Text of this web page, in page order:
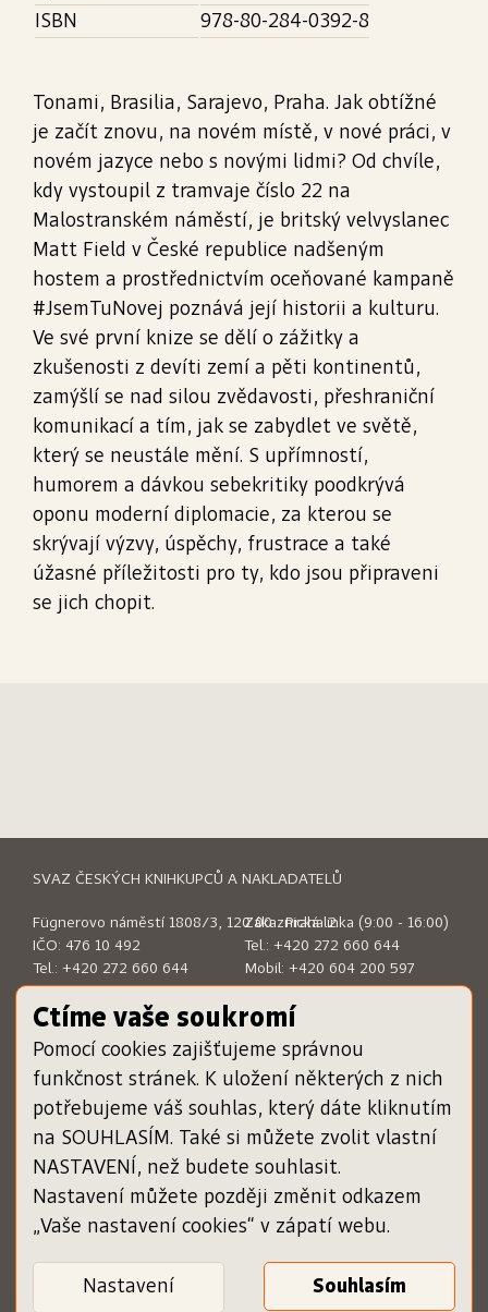
ISBN
978-80-284-0392-8
Tonami, Brasilia, Sarajevo, Praha. Jak obtížné
je začít znovu, na novém místě, v nové práci, v
novém jazyce nebo s novými lidmi? Od chvíle,
kdy vystoupil z tramvaje číslo 22 na
Malostranském náměstí, je britský velvyslanec
Matt Field v České republice nadšeným
hostem a prostřednictvím oceňované kampaně
#JsemTuNovej poznává její historii a kulturu.
Ve své první knize se dělí o zážitky a
zkušenosti z devíti zemí a pěti kontinentů,
zamýšlí se nad silou zvědavosti, přeshraniční
komunikací a tím, jak se zabydlet ve světě,
který se neustále mění. S upřímností,
humorem a dávkou sebekritiky poodkrývá
oponu moderní diplomacie, za kterou se
skrývají výzvy, úspěchy, frustrace a také
úžasné příležitosti pro ty, kdo jsou připraveni
se jich chopit.
SVAZ ČESKÝCH KNIHKUPCŮ A NAKLADATELŮ
Fügnerovo náměstí 1808/3, 120 00 Praha 2
IČO: 476 10 492
Tel.: +420 272 660 644
E-mail:sckn@sckn.cz
Zákaznická linka (9:00 - 16:00)
Tel.: +420 272 660 644
Mobil: +420 604 200 597
E-mail:info@dameknihu.cz
MENU
Uplatnit poukázku
Inspiromat
O projektu
Kontakty
ODKAZY
www.svetknihy.cz
www.knihatislusi.cz
www.nejlepsiknihydetem.cz
www.cenajirihoortena.cz
www.ceskeknihy.cz
časopis Knižní novinky
Obchodní podmínky
Ctíme vaše soukromí
Pomocí cookies zajišťujeme správnou
funkčnost stránek. K uložení některých z nich
potřebujeme váš souhlas, který dáte kliknutím
na SOUHLASÍM. Také si můžete zvolit vlastní
NASTAVENÍ, než budete souhlasit.
Nastavení můžete později změnit odkazem
„Vaše nastavení cookies“ v zápatí webu.
Nastavení